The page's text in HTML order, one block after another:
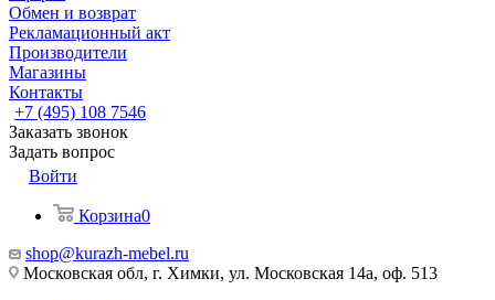
Обмен и возврат
Рекламационный акт
Производители
Магазины
Контакты
+7 (495) 108 7546
Заказать звонок
Задать вопрос
Войти
Корзина0
shop@kurazh-mebel.ru
Московская обл, г. Химки, ул. Московская 14а, оф. 513